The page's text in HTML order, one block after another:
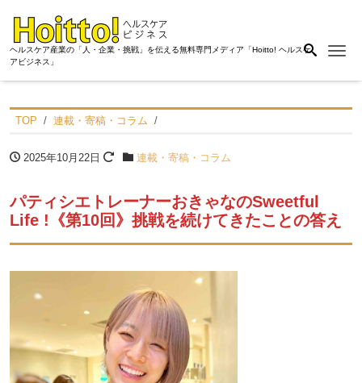
ヘルスケア産業の「人・企業・挑戦」を伝える無料専門メディア「Hoitto! ヘルスケ
アビジネス」
TOP 連載・寄稿・コラム
2025年10月22日 連載・寄稿・コラム
パティシエトレーナーおきゃなのSweetful
Life !《第10回》挑戦を続けてきたことの答え